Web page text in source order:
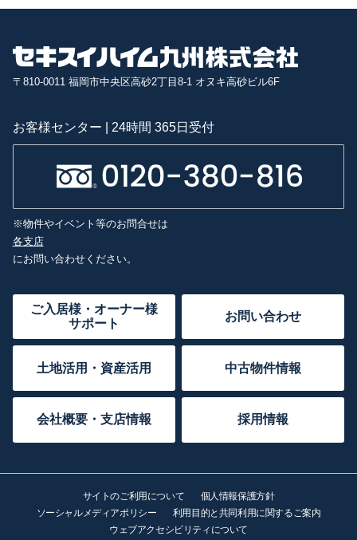
〒810-0011 福岡市中央区高砂2丁目8-1 オヌキ高砂ビル6F
お客様センター | 24時間 365日受付
※物件やイベント等のお問合せは
各支店
にお問い合わせください。
ご入居様・オーナー様
サポート
お問い合わせ
土地活用・資産活用 中古物件情報
会社概要・支店情報 採用情報
サイトのご利用について
個人情報保護方針
ソーシャルメディアポリシー
利用目的と共同利用に関するご案内
ウェブアクセシビリティについて